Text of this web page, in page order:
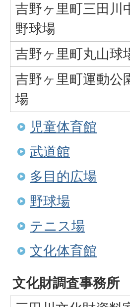
吉野ヶ里町三田川
野球場
吉野ヶ里町丸山球
吉野ヶ里町運動公
場
児童体育館
武道館
多目的広場
野球場
テニス場
文化体育館
文化財調査事務所